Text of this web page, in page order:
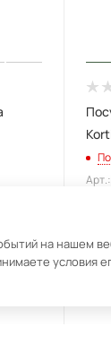
39
на нашем
условия